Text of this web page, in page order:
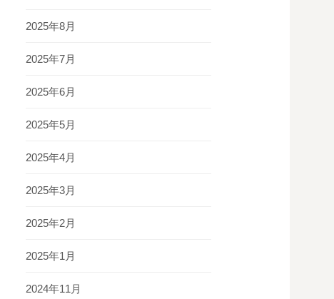
2025年8月
2025年7月
2025年6月
2025年5月
2025年4月
2025年3月
2025年2月
2025年1月
2024年11月